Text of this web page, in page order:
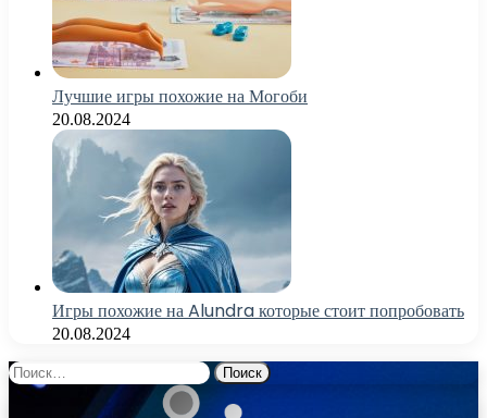
Лучшие игры похожие на Могоби
20.08.2024
Игры похожие на Alundra которые стоит попробовать
20.08.2024
Найти: